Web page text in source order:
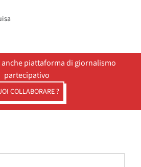
anche piattaforma di giornalismo
partecipativo
COLLABORARE ?